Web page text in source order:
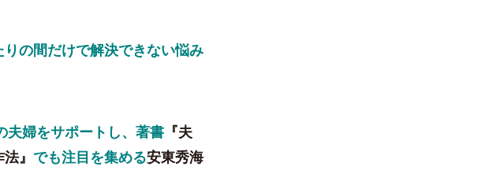
の間だけで解決できない悩み
夫婦をサポートし、著書 『夫
』 でも注目を集める安東秀海